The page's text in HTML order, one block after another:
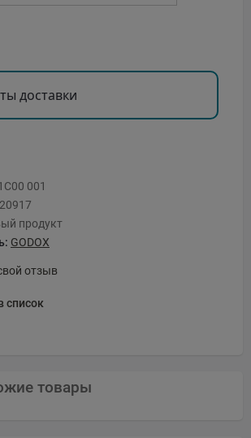
доставки
001
продукт
GODOX
отзыв
список
товары